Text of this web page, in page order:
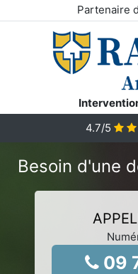
Partenaire
4.7/5
Besoin d'une
09